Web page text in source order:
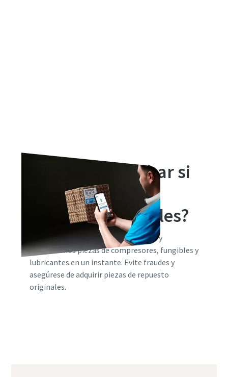
¿Cómo comprobar si
son piezas de
repuesto originales?
En el mundo digital actual buscamos y
comparamos piezas de compresores, fungibles y
lubricantes en un instante. Evite fraudes y
asegúrese de adquirir piezas de repuesto
originales.